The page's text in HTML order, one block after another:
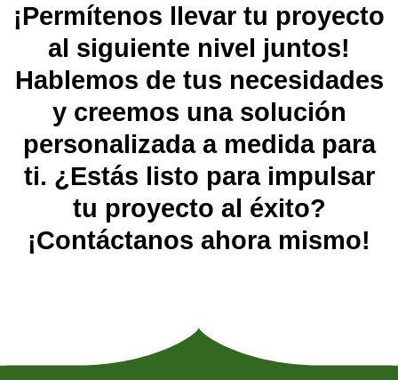
¡Permítenos llevar tu proyecto
al siguiente nivel juntos!
Hablemos de tus necesidades
y creemos una solución
personalizada a medida para
ti. ¿Estás listo para impulsar
tu proyecto al éxito?
¡Contáctanos ahora mismo!